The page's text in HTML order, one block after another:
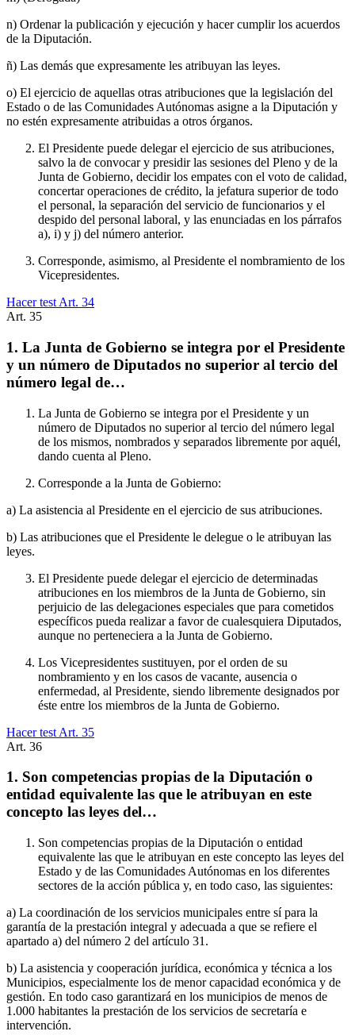
n) Ordenar la publicación y ejecución y hacer cumplir los acuerdos
de la Diputación.
ñ) Las demás que expresamente les atribuyan las leyes.
o) El ejercicio de aquellas otras atribuciones que la legislación del
Estado o de las Comunidades Autónomas asigne a la Diputación y
no estén expresamente atribuidas a otros órganos.
El Presidente puede delegar el ejercicio de sus atribuciones,
salvo la de convocar y presidir las sesiones del Pleno y de la
Junta de Gobierno, decidir los empates con el voto de calidad,
concertar operaciones de crédito, la jefatura superior de todo
el personal, la separación del servicio de funcionarios y el
despido del personal laboral, y las enunciadas en los párrafos
a), i) y j) del número anterior.
Corresponde, asimismo, al Presidente el nombramiento de los
Vicepresidentes.
Hacer test Art. 34
Art. 35
1. La Junta de Gobierno se integra por el Presidente
y un número de Diputados no superior al tercio del
número legal de…
La Junta de Gobierno se integra por el Presidente y un
número de Diputados no superior al tercio del número legal
de los mismos, nombrados y separados libremente por aquél,
dando cuenta al Pleno.
Corresponde a la Junta de Gobierno:
a) La asistencia al Presidente en el ejercicio de sus atribuciones.
b) Las atribuciones que el Presidente le delegue o le atribuyan las
leyes.
El Presidente puede delegar el ejercicio de determinadas
atribuciones en los miembros de la Junta de Gobierno, sin
perjuicio de las delegaciones especiales que para cometidos
específicos pueda realizar a favor de cualesquiera Diputados,
aunque no perteneciera a la Junta de Gobierno.
Los Vicepresidentes sustituyen, por el orden de su
nombramiento y en los casos de vacante, ausencia o
enfermedad, al Presidente, siendo libremente designados por
éste entre los miembros de la Junta de Gobierno.
Hacer test Art. 35
Art. 36
1. Son competencias propias de la Diputación o
entidad equivalente las que le atribuyan en este
concepto las leyes del…
Son competencias propias de la Diputación o entidad
equivalente las que le atribuyan en este concepto las leyes del
Estado y de las Comunidades Autónomas en los diferentes
sectores de la acción pública y, en todo caso, las siguientes:
a) La coordinación de los servicios municipales entre sí para la
garantía de la prestación integral y adecuada a que se refiere el
apartado a) del número 2 del artículo 31.
b) La asistencia y cooperación jurídica, económica y técnica a los
Municipios, especialmente los de menor capacidad económica y de
gestión. En todo caso garantizará en los municipios de menos de
1.000 habitantes la prestación de los servicios de secretaría e
intervención.